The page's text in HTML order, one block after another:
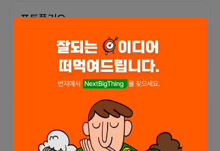
포트폴리오
외부 연동 정보가 없습니다
함께한 사람들이 남긴 말
커피챗 0 프로젝트 0 프로챗